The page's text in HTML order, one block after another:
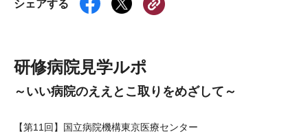
シェアする
研修病院見学ルポ
～いい病院のええとこ取りをめざして～
【第11回】国立病院機構東京医療センター